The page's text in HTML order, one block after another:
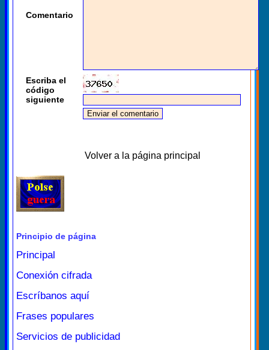
Comentario
Escriba el
código
siguiente
Volver a la página principal
Principio de página
Principal
Conexión cifrada
Escríbanos aquí
Frases populares
Servicios de publicidad